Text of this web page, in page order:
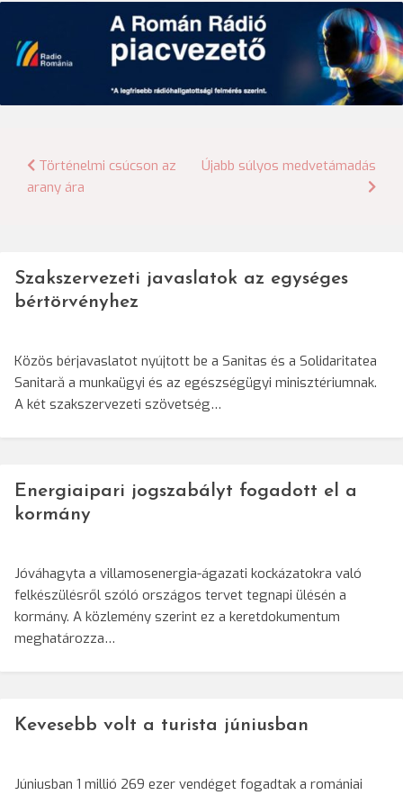
Bejegyzés
navigáció
Történelmi csúcson az
arany ára
Újabb súlyos medvetámadás
Szakszervezeti javaslatok az egységes
bértörvényhez
Közös bérjavaslatot nyújtott be a Sanitas és a Solidaritatea
Sanitară a munkaügyi és az egészségügyi minisztériumnak.
A két szakszervezeti szövetség…
Energiaipari jogszabályt fogadott el a
kormány
Jóváhagyta a villamosenergia-ágazati kockázatokra való
felkészülésről szóló országos tervet tegnapi ülésén a
kormány. A közlemény szerint ez a keretdokumentum
meghatározza…
Kevesebb volt a turista júniusban
Júniusban 1 millió 269 ezer vendéget fogadtak a romániai